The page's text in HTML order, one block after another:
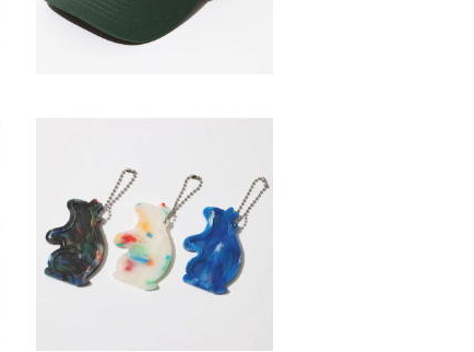
devadurga / KUROUSAGI K
EY HOLDER
¥1,650